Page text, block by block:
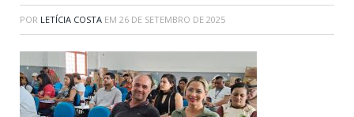
POR LETÍCIA COSTA EM 26 DE SETEMBRO DE 2025